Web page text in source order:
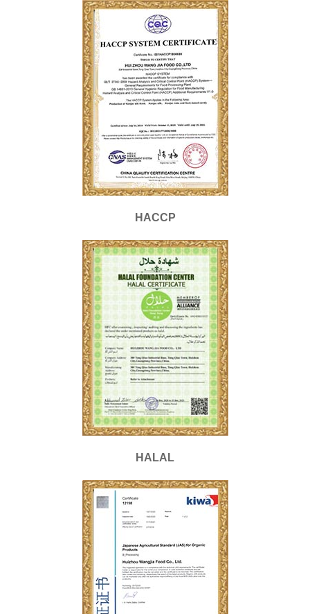
HACCP
HALAL